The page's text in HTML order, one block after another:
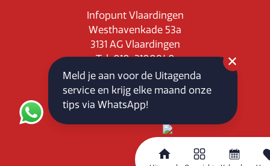
Infopunt Vlaardingen
Westhavenkade 53a
3131 AG Vlaardingen
Tel: 010-3100840
E-mail: info@vlaardingenpartners.nl
KvK: 71555544
BTW : NL858760939B01
Meld je aan voor de Uitagenda
service en krijg elke maand onze
tips via WhatsApp!